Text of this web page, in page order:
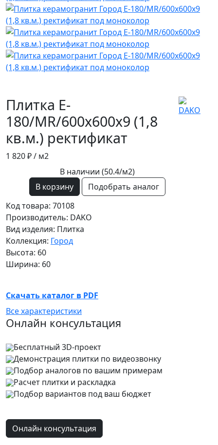
Плитка E-
180/MR/600x600x9 (1,8
кв.м.) ректификат
1 820 ₽/ м2
В наличии (50.4/м2)
В корзину
Подобрать аналог
Код товара: 70108
Производитель: DAKO
Вид изделия: Плитка
Коллекция: Город
Высота: 60
Ширина: 60
Скачать каталог в PDF
Все характеристики
Онлайн консультация
Бесплатный 3D-проект
Демонстрация плитки по видеозвонку
Подбор аналогов по вашим примерам
Расчет плитки и раскладка
Подбор вариантов под ваш бюджет
Онлайн консультация